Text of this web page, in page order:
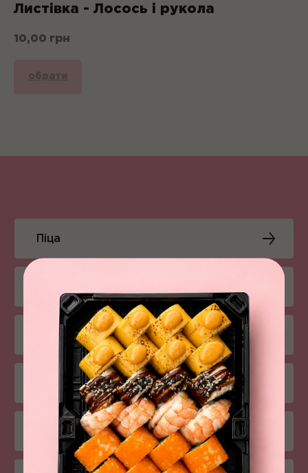
Листівка - Лосось і рукола
10,00 грн
обрати
Піца
Комбо-меню
Салати
Снеки